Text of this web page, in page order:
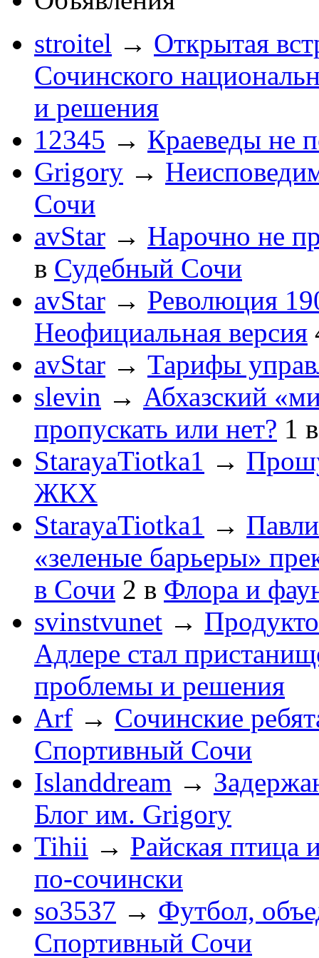
stroitel → Открытая
Сочинского
и решения
12345 → Краеведы не
Grigory →
Сочи
avStar → Нарочно не
в Судебный Сочи
avStar → Революция
Неофициальная версия
avStar → Тарифы
slevin → Абхазский
пропускать или нет? 1
StarayaTiotka1 →
ЖКХ
StarayaTiotka1 →
«зеленые барьеры»
в Сочи 2 в Флора и
svinstvunet →
Адлере стал
проблемы и решения
Arf → Сочинские
Спортивный Сочи
Islanddream →
Блог им. Grigory
Tihii → Райская птица
по-cочински
so3537 → Футбол,
Спортивный Сочи